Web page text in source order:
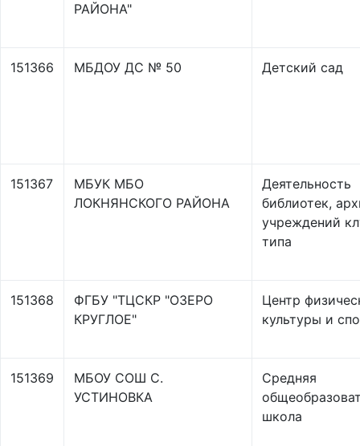
РАЙОНА"
151366 МБДОУ ДС № 50 Детский сад
151367
МБУК МБО
ЛОКНЯНСКОГО РАЙОНА
Деятельность
библиотек,
учреждений
типа
151368
ФГБУ "ТЦСКР "ОЗЕРО
КРУГЛОЕ"
Центр
культуры и
151369
МБОУ СОШ С.
УСТИНОВКА
Средняя
школа